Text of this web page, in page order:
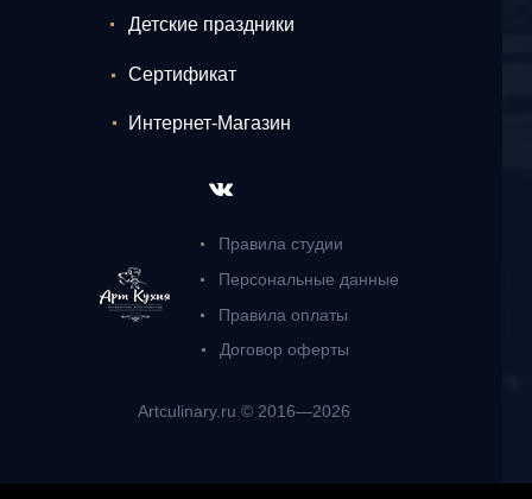
Правила студии
Договор оферты
Персональные данные
Правила оплаты
Artculinary.ru © 2016—2026
Детские праздники
Сертификат
Интернет-Магазин